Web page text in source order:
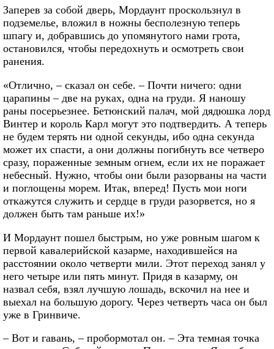
Заперев за собой дверь, Мордаунт проскользнул в
подземелье, вложил в ножны бесполезную теперь
шпагу и, добравшись до упомянутого нами грота,
остановился, чтобы передохнуть и осмотреть свои
ранения.
«Отлично, – сказал он себе. – Почти ничего: одни
царапины – две на руках, одна на груди. Я наношу
раны посерьезнее. Бетюнский палач, мой дядюшка лорд
Винтер и король Карл могут это подтвердить. А теперь
не будем терять ни одной секунды, ибо одна секунда
может их спасти, а они должны погибнуть все четверо
сразу, пораженные земным огнем, если их не поражает
небесный. Нужно, чтобы они были разорваны на части
и поглощены морем. Итак, вперед! Пусть мои ноги
откажутся служить и сердце в груди разорвется, но я
должен быть там раньше их!»
И Мордаунт пошел быстрым, но уже ровным шагом к
первой кавалерийской казарме, находившейся на
расстоянии около четверти мили. Этот переход занял у
него четыре или пять минут. Придя в казарму, он
назвал себя, взял лучшую лошадь, вскочил на нее и
выехал на большую дорогу. Через четверть часа он был
уже в Гринвиче.
– Вот и гавань, – пробормотал он. – Эта темная точка